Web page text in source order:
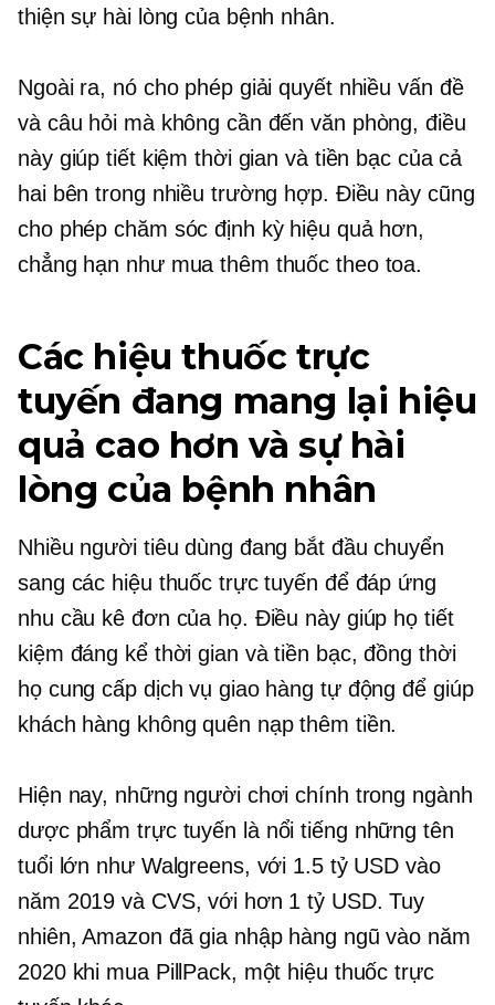
thiện sự hài lòng của bệnh nhân.
Ngoài ra, nó cho phép giải quyết nhiều vấn đề
và câu hỏi mà không cần đến văn phòng, điều
này giúp tiết kiệm thời gian và tiền bạc của cả
hai bên trong nhiều trường hợp. Điều này cũng
cho phép chăm sóc định kỳ hiệu quả hơn,
chẳng hạn như mua thêm thuốc theo toa.
Các hiệu thuốc trực
tuyến đang mang lại hiệu
quả cao hơn và sự hài
lòng của bệnh nhân
Nhiều người tiêu dùng đang bắt đầu chuyển
sang các hiệu thuốc trực tuyến để đáp ứng
nhu cầu kê đơn của họ. Điều này giúp họ tiết
kiệm đáng kể thời gian và tiền bạc, đồng thời
họ cung cấp dịch vụ giao hàng tự động để giúp
khách hàng không quên nạp thêm tiền.
Hiện nay, những người chơi chính trong ngành
dược phẩm trực tuyến là nổi tiếng những tên
tuổi lớn như Walgreens, với 1.5 tỷ USD vào
năm 2019 và CVS, với hơn 1 tỷ USD. Tuy
nhiên, Amazon đã gia nhập hàng ngũ vào năm
2020 khi mua PillPack, một hiệu thuốc trực